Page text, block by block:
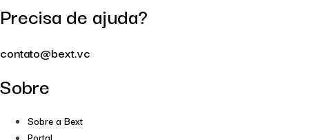
Precisa de ajuda?
contato@bext.vc
Sobre
Sobre a Bext